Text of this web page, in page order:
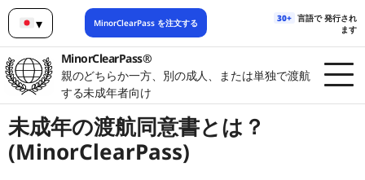
▾
日本語
MinorClearPass を注文する 30+ 言語で 発行され
ます
MinorClearPass®
親のどちらか一方、別の成人、または単独で渡航
する未成年者向け
未成年の渡航同意書とは？
(MinorClearPass)